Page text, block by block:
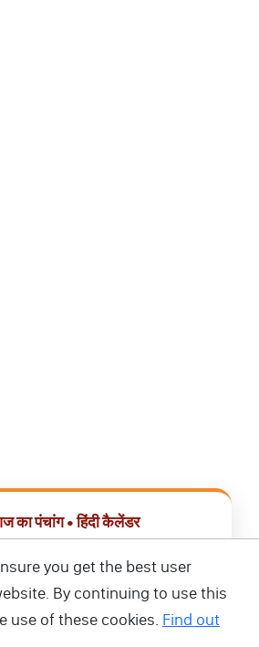
का पंचांग • हिंदी कैलेंडर
कैलेंडर ऐप डाउनलोड करें
you get the best user
By continuing to use this
use of these cookies. Find out